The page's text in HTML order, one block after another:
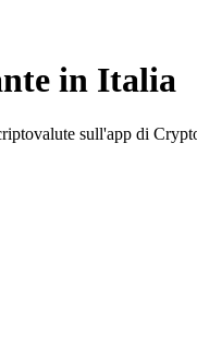
in Italia
sull'app di